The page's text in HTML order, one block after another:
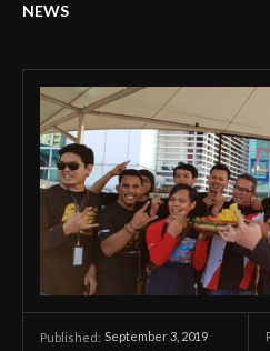
NEWS
Published: September 3, 2019